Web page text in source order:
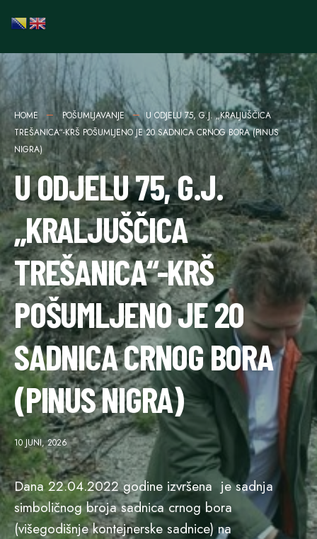
HOME POŠUMLJAVANJE
U ODJELU 75, G.J. „KRALJUŠČICA
TREŠANICA“-KRŠ POŠUMLJENO JE 20 SADNICA CRNOG BORA (PINUS
NIGRA)
U ODJELU 75, G.J.
„KRALJUŠČICA
TREŠANICA“-KRŠ
POŠUMLJENO JE 20
SADNICA CRNOG BORA
(PINUS NIGRA)
10 JUNI, 2026
Dana 22.04.2022 godine izvršena je sadnja
simboličnog broja sadnica crnog bora
(višegodišnje kontejnerske sadnice) na